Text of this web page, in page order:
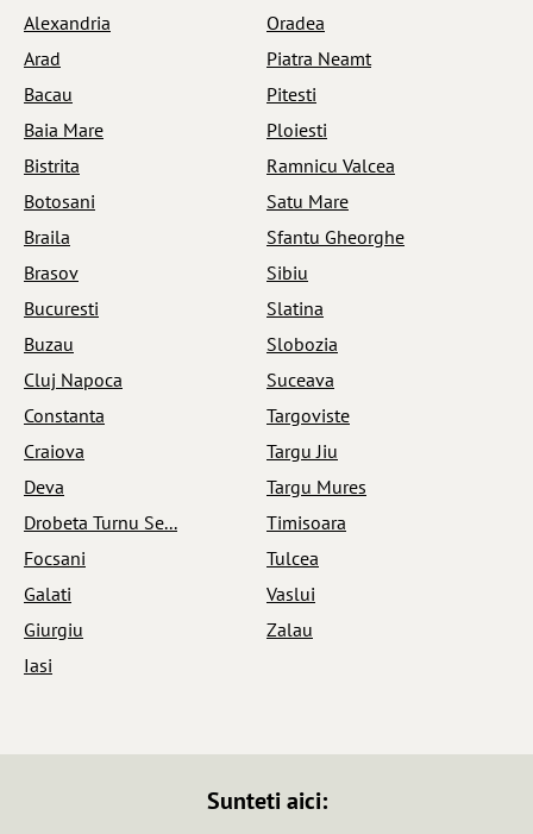
Alexandria
Arad
Bacau
Baia Mare
Bistrita
Botosani
Braila
Brasov
Bucuresti
Buzau
Cluj Napoca
Constanta
Craiova
Deva
Drobeta Turnu Se...
Focsani
Galati
Giurgiu
Iasi
Oradea
Piatra Neamt
Pitesti
Ploiesti
Ramnicu Valcea
Satu Mare
Sfantu Gheorghe
Sibiu
Slatina
Slobozia
Suceava
Targoviste
Targu Jiu
Targu Mures
Timisoara
Tulcea
Vaslui
Zalau
Sunteti aici: